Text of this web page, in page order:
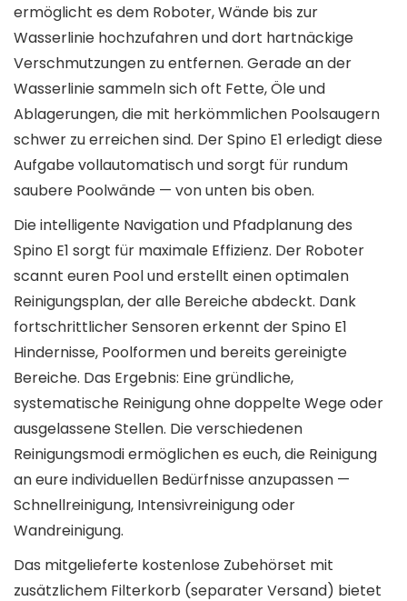
ermöglicht es dem Roboter, Wände bis zur
Wasserlinie hochzufahren und dort hartnäckige
Verschmutzungen zu entfernen. Gerade an der
Wasserlinie sammeln sich oft Fette, Öle und
Ablagerungen, die mit herkömmlichen Poolsaugern
schwer zu erreichen sind. Der Spino E1 erledigt diese
Aufgabe vollautomatisch und sorgt für rundum
saubere Poolwände — von unten bis oben.
Die intelligente Navigation und Pfadplanung des
Spino E1 sorgt für maximale Effizienz. Der Roboter
scannt euren Pool und erstellt einen optimalen
Reinigungsplan, der alle Bereiche abdeckt. Dank
fortschrittlicher Sensoren erkennt der Spino E1
Hindernisse, Poolformen und bereits gereinigte
Bereiche. Das Ergebnis: Eine gründliche,
systematische Reinigung ohne doppelte Wege oder
ausgelassene Stellen. Die verschiedenen
Reinigungsmodi ermöglichen es euch, die Reinigung
an eure individuellen Bedürfnisse anzupassen —
Schnellreinigung, Intensivreinigung oder
Wandreinigung.
Das mitgelieferte kostenlose Zubehörset mit
zusätzlichem Filterkorb (separater Versand) bietet